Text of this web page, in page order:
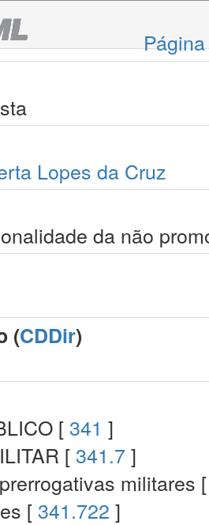
Lopes da Cruz
da não
(CDDir)
[ 341 ]
[ 341.7 ]
militares
[ 341.722 ]